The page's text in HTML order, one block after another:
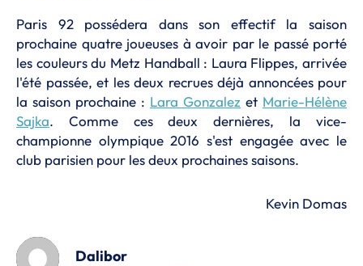
Paris 92 possédera dans son effectif la saison
prochaine quatre joueuses à avoir par le passé porté
les couleurs du Metz Handball : Laura Flippes, arrivée
l'été passée, et les deux recrues déjà annoncées pour
la saison prochaine : Lara Gonzalez et Marie-Hélène
Sajka. Comme ces deux dernières, la vice-
championne olympique 2016 s'est engagée avec le
club parisien pour les deux prochaines saisons.
Kevin Domas
Dalibor